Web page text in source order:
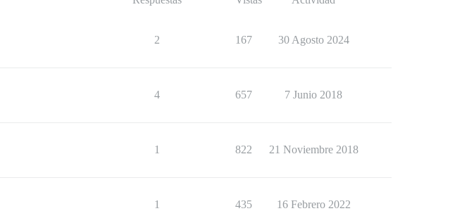
2 167 30 Agosto 2024
4 657 7 Junio 2018
1 822 21 Noviembre 2018
1 435 16 Febrero 2022